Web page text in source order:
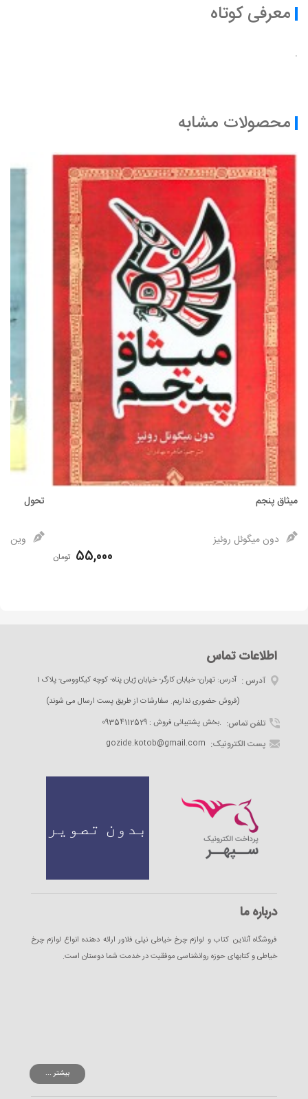
معرفی کوتاه
.
محصولات مشابه
میثاق پنجم
دون میگوئل روئیز
55,000 تومان
تحول
وین
اطلاعات تماس
آدرس :
آدرس: تهران- خیابان کارگر- خیابان ژیان پناه- کوچه کیکاووسی- پلاک 1
(فروش حضوری نداریم. سفارشات از طریق پست ارسال می شوند)
تلفن تماس: 09354112529 : بخش پشتیبانی فروش.
پست الکترونیک: gozide.kotob@gmail.com
درباره ما
فروشگاه آنلاین کتاب و لوازم چرخ خیاطی نیلی فلاور ارائه دهنده انواع لوازم چرخ
خیاطی و کتابهای حوزه روانشناسی موفقیت در خدمت شما دوستان است.
بیشتر ...